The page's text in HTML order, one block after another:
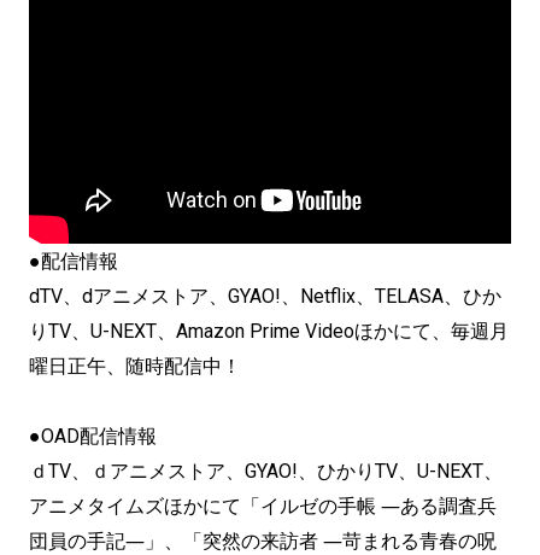
●配信情報
dTV、dアニメストア、GYAO!、Netflix、 TELASA、ひか
りTV、U-NEXT、Amazon Prime Videoほかにて、毎週月
曜日正午、随時配信中！
●OAD配信情報
ｄTV、ｄアニメストア、GYAO!、ひかりTV、U-NEXT、
アニメタイムズほかにて「イルゼの手帳 ―ある調査兵
団員の手記―」、「突然の来訪者 ―苛まれる青春の呪